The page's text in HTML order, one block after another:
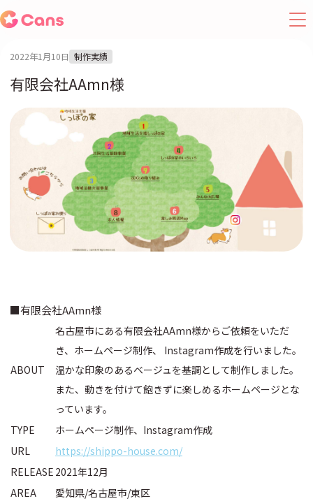
2022年1月10日 制作実績
有限会社AAmn様
■有限会社AAmn様
ABOUT
名古屋市にある有限会社AAmn様からご依頼をいただ
き、ホームページ制作、 Instagram作成を行いました。
温かな印象のあるベージュを基調として制作しました。
また、動きを付けて飽きずに楽しめるホームページとな
っています。
TYPE
ホームページ制作、Instagram作成
URL
https://shippo-house.com/
RELEASE 2021年12月
AREA
愛知県/名古屋市/東区